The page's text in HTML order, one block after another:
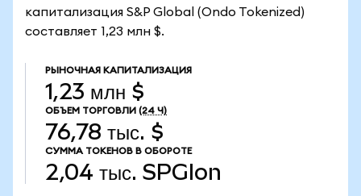
капитализация S&P Global (Ondo Tokenized)
составляет 1,23 млн $.
РЫНОЧНАЯ КАПИТАЛИЗАЦИЯ
1,23 млн $
ОБЪЕМ ТОРГОВЛИ (24 Ч)
76,78 тыс. $
СУММА ТОКЕНОВ В ОБОРОТЕ
2,04 тыс. SPGIon